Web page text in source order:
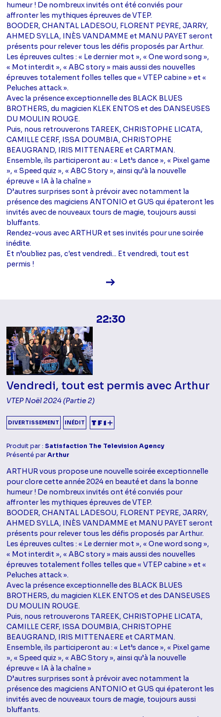
humeur ! De nombreux invités ont été conviés pour
affronter les mythiques épreuves de VTEP.
BOODER, CHANTAL LADESOU, FLORENT PEYRE, JARRY,
AHMED SYLLA, INÈS VANDAMME et MANU PAYET seront
présents pour relever tous les défis proposés par Arthur.
Les épreuves cultes : « Le dernier mot », « One word song »,
« Mot interdit », « ABC story » mais aussi des nouvelles
épreuves totalement folles telles que « VTEP cabine » et «
Peluches attack ».
Avec la présence exceptionnelle des BLACK BLUES
BROTHERS, du magicien KLEK ENTOS et des DANSEUSES
DU MOULIN ROUGE.
Puis, nous retrouverons TAREEK, CHRISTOPHE LICATA,
CAMILLE CERF, ISSA DOUMBIA, CHRISTOPHE
BEAUGRAND, IRIS MITTENAERE et CARTMAN.
Ensemble, ils participeront au : « Let’s dance », « Pixel game
», « Speed quiz », « ABC Story », ainsi qu’à la nouvelle
épreuve « IA à la chaîne »
D’autres surprises sont à prévoir avec notamment la
présence des magiciens ANTONIO et GUS qui épateront les
invités avec de nouveaux tours de magie, toujours aussi
bluffants.
Rendez-vous avec ARTHUR et ses invités pour une soirée
inédite.
Et n’oubliez pas, c'est vendredi... Et vendredi, tout est
permis !
Voir la fiche diffusion
22:30
Vendredi, tout est permis avec Arthur
VTEP Noël 2024 (Partie 2)
DIVERTISSEMENT INÉDIT
Produit par :Satisfaction The Television Agency
Présenté parArthur
ARTHUR vous propose une nouvelle soirée exceptionnelle
pour clore cette année 2024 en beauté et dans la bonne
humeur ! De nombreux invités ont été conviés pour
affronter les mythiques épreuves de VTEP.
BOODER, CHANTAL LADESOU, FLORENT PEYRE, JARRY,
AHMED SYLLA, INÈS VANDAMME et MANU PAYET seront
présents pour relever tous les défis proposés par Arthur.
Les épreuves cultes : « Le dernier mot », « One word song »,
« Mot interdit », « ABC story » mais aussi des nouvelles
épreuves totalement folles telles que « VTEP cabine » et «
Peluches attack ».
Avec la présence exceptionnelle des BLACK BLUES
BROTHERS, du magicien KLEK ENTOS et des DANSEUSES
DU MOULIN ROUGE.
Puis, nous retrouverons TAREEK, CHRISTOPHE LICATA,
CAMILLE CERF, ISSA DOUMBIA, CHRISTOPHE
BEAUGRAND, IRIS MITTENAERE et CARTMAN.
Ensemble, ils participeront au : « Let’s dance », « Pixel game
», « Speed quiz », « ABC Story », ainsi qu’à la nouvelle
épreuve « IA à la chaîne »
D’autres surprises sont à prévoir avec notamment la
présence des magiciens ANTONIO et GUS qui épateront les
invités avec de nouveaux tours de magie, toujours aussi
bluffants.